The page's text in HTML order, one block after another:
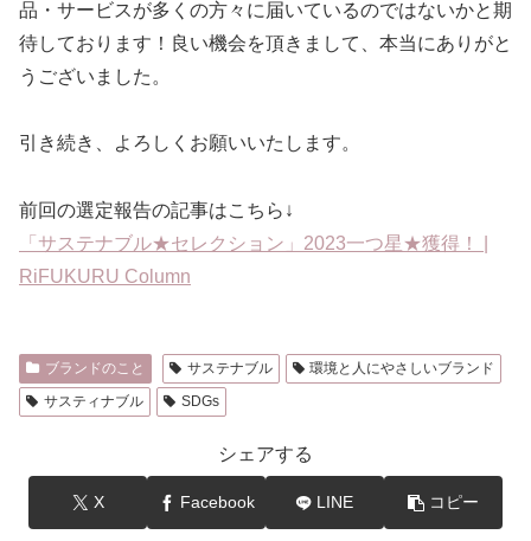
品・サービスが多くの方々に届いているのではないかと期
待しております！良い機会を頂きまして、本当にありがと
うございました。
引き続き、よろしくお願いいたします。
前回の選定報告の記事はこちら↓
「サステナブル★セレクション」2023一つ星★獲得！ |
RiFUKURU Column
ブランドのこと サステナブル
環境と人にやさしいブランド
サスティナブル
SDGs
シェアする
X Facebook LINE コピー